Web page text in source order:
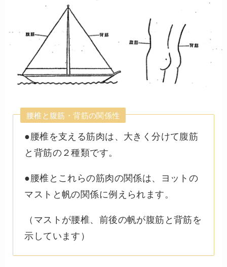
腰椎と腹筋・背筋の関係性
●腰椎を支える筋肉は、大きく分けて腹筋
と背筋の２種類です。
●腰椎とこれらの筋肉の関係は、ヨットの
マストと帆の関係に例えられます。
（マストが腰椎、前後の帆が腹筋と背筋を
示しています）